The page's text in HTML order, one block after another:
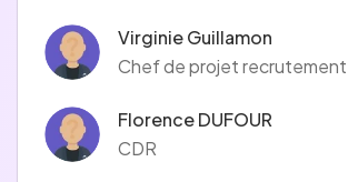
Virginie Guillamon
Chef de projet recrutement
Florence DUFOUR
CDR